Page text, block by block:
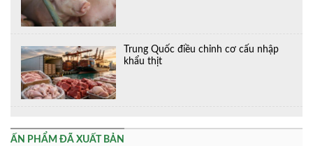
Trung Quốc điều chỉnh cơ cấu nhập
khẩu thịt
ẤN PHẨM ĐÃ XUẤT BẢN